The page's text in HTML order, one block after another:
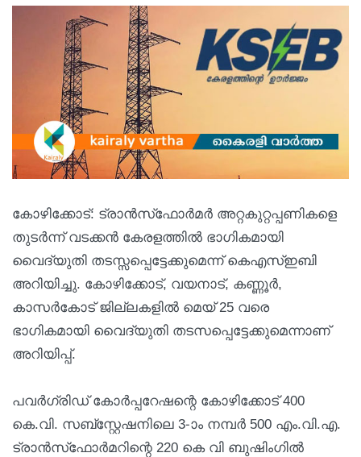
കോഴിക്കോട്: ട്രാന്‍സ്‌ഫോര്‍മര്‍ അറ്റകുറ്റപ്പണികളെ
തുടര്‍ന്ന് വടക്കന്‍ കേരളത്തില്‍ ഭാഗികമായി
വൈദ്യുതി തടസ്സപ്പെട്ടേക്കുമെന്ന് കെഎസ്ഇബി
അറിയിച്ചു. കോഴിക്കോട്, വയനാട്, കണ്ണൂര്‍,
കാസര്‍കോട് ജില്ലകളില്‍ മെയ് 25 വരെ
ഭാഗികമായി വൈദ്യുതി തടസപ്പെട്ടേക്കുമെന്നാണ്
അറിയിപ്പ്.
പവര്‍ഗ്രിഡ് കോര്‍പ്പറേഷന്റെ കോഴിക്കോട് 400
കെ.വി. സബ്‌സ്റ്റേഷനിലെ 3-ാം നമ്പര്‍ 500 എം.വി.എ.
ട്രാന്‍സ്‌ഫോര്‍മറിന്റെ 220 കെ വി ബുഷിംഗില്‍